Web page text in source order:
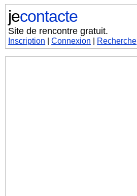
jecontacte
Site de rencontre gratuit.
Inscription |Connexion Recherche